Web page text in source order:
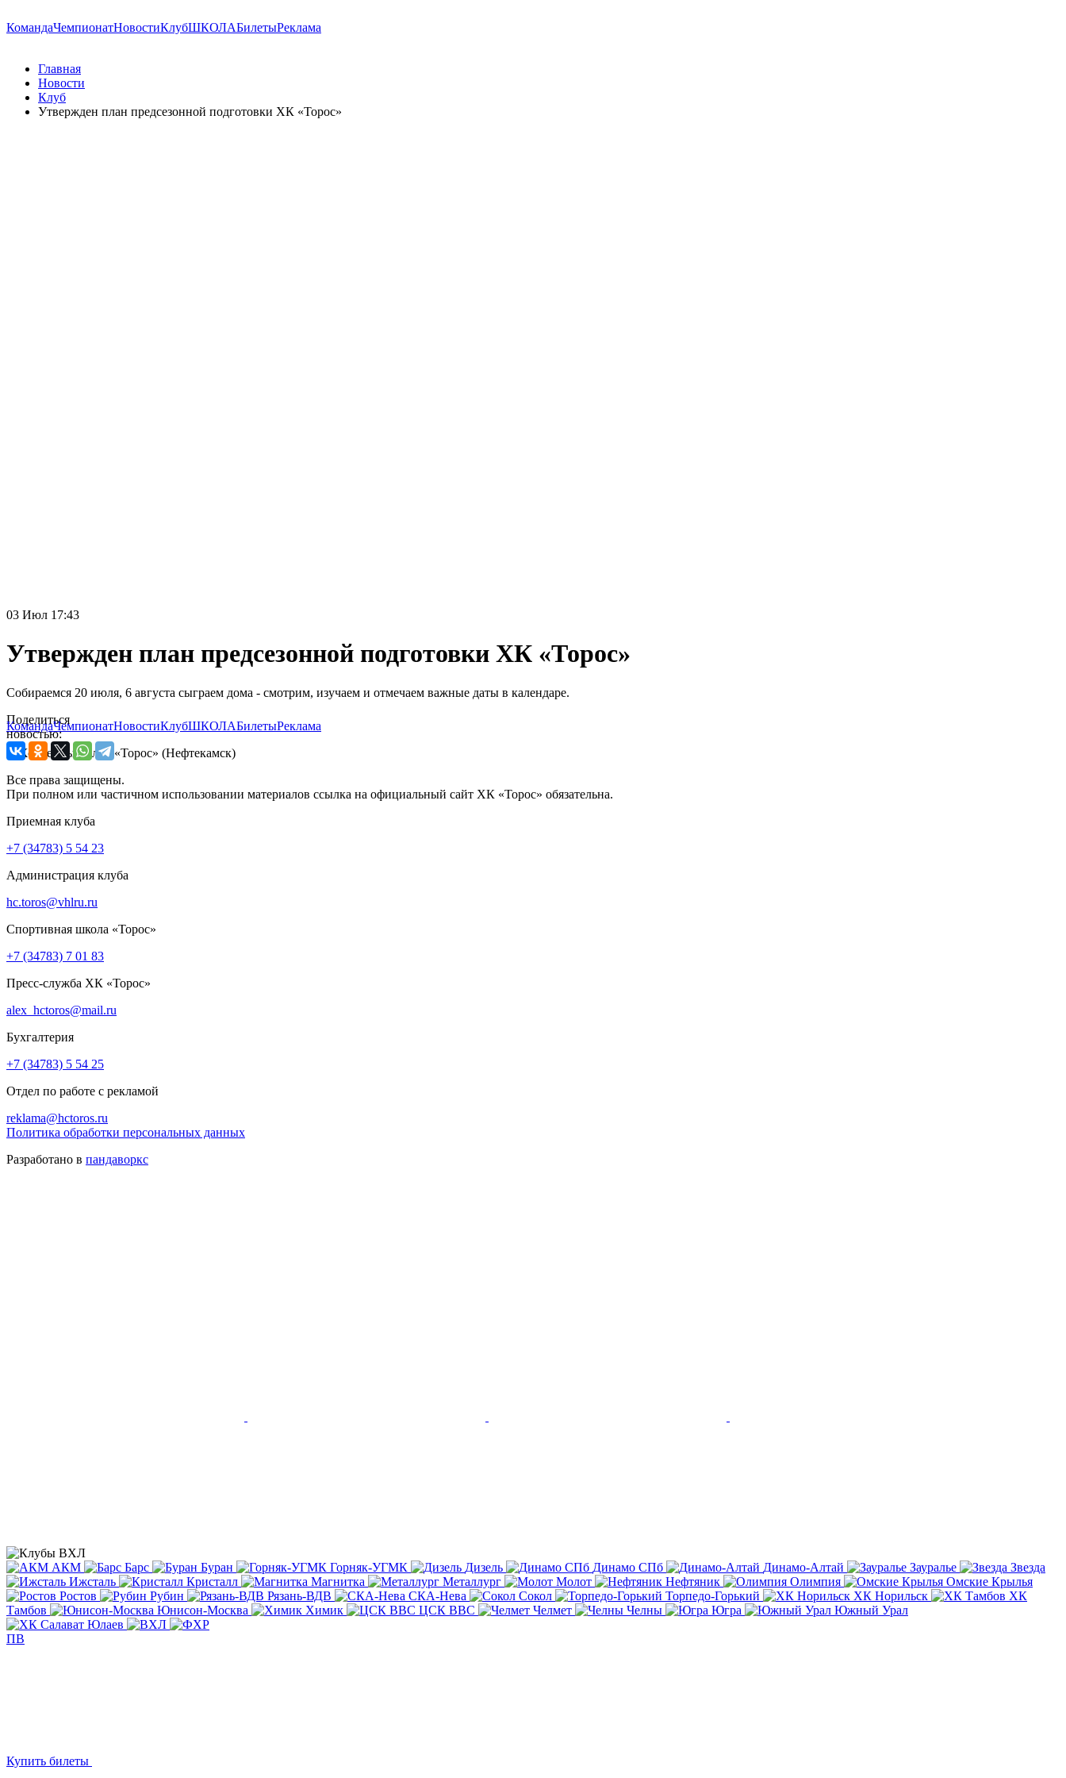
КомандаЧемпионатНовостиКлубШКОЛАБилетыРеклама
Главная
Новости
Клуб
Утвержден план предсезонной подготовки ХК «Торос»
03 Июл 17:43
Утвержден план предсезонной подготовки ХК «Торос»
Собираемся 20 июля, 6 августа сыграем дома - смотрим, изучаем и отмечаем важные даты в календаре.
Поделиться
новостью:
КомандаЧемпионатНовостиКлубШКОЛАБилетыРеклама
© Хоккейный клуб «Торос» (Нефтекамск)
Все права защищены.
При полном или частичном использовании материалов ссылка на официальный сайт ХК «Торос» обязательна.
Приемная клуба
+7 (34783) 5 54 23
Администрация клуба
hc.toros@vhlru.ru
Спортивная школа «Торос»
+7 (34783) 7 01 83
Пресс-служба ХК «Торос»
alex_hctoros@mail.ru
Бухгалтерия
+7 (34783) 5 54 25
Отдел по работе с рекламой
reklama@hctoros.ru
Политика обработки персональных данных
Разработано в пандаворкс
АКМ Барс Буран Горняк-УГМК Дизель Динамо СПб Динамо-Алтай Зауралье
Звезда
Ижсталь
Кристалл Магнитка Металлург Молот Нефтяник Олимпия
Омские Крылья
Ростов
Рубин Рязань-ВДВ СКА-Нева Сокол Торпедо-Горький ХК Норильск
ХК
Тамбов
Юнисон-Москва Химик ЦСК ВВС Челмет Челны Югра Южный Урал
ПВ
Купить билеты